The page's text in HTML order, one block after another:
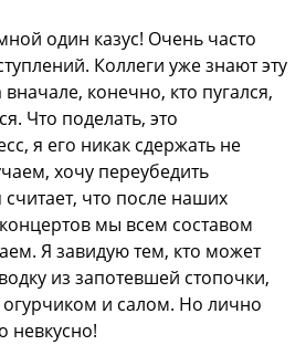
один казус! Очень часто
Коллеги уже знают эту
конечно, кто пугался,
Что поделать, это
я его никак сдержать не
хочу переубедить
что после наших
мы всем составом
Я завидую тем, кто может
из запотевшей стопочки,
и салом. Но лично
невкусно!